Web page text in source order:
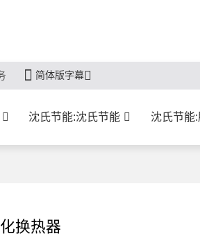
简体版字幕
沈氏节能:沈氏节能 沈氏节能
换热器